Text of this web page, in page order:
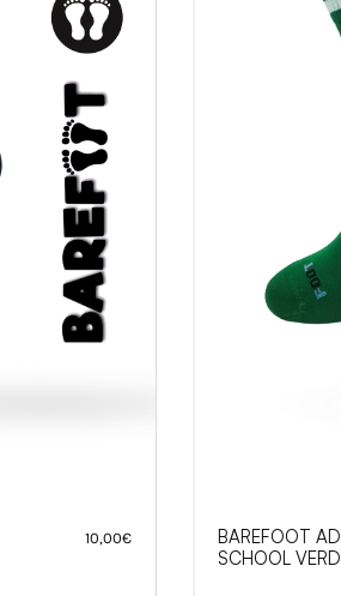
BAREFOOT ADULTO
SCHOOL VERDE